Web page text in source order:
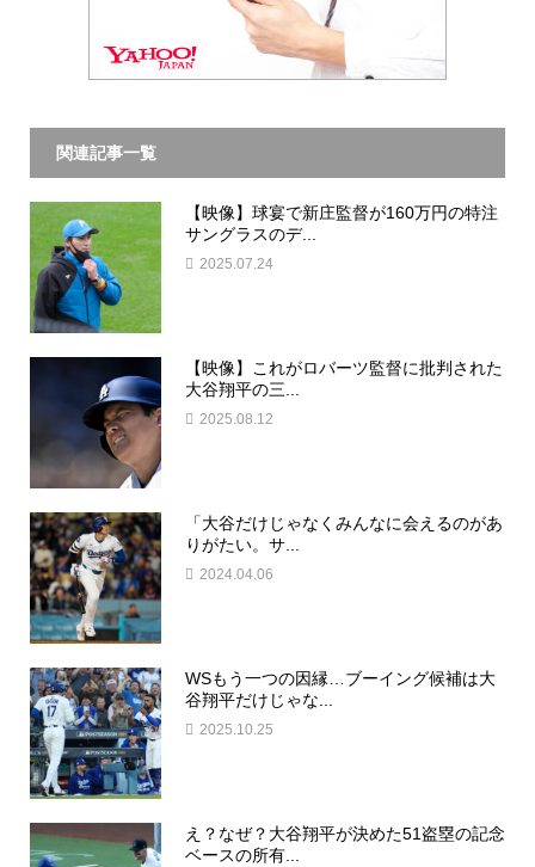
関連記事一覧
【映像】球宴で新庄監督が160万円の特注
サングラスのデ...
2025.07.24
【映像】これがロバーツ監督に批判された
大谷翔平の三...
2025.08.12
「大谷だけじゃなくみんなに会えるのがあ
りがたい。サ...
2024.04.06
WSもう一つの因縁…ブーイング候補は大
谷翔平だけじゃな...
2025.10.25
え？なぜ？大谷翔平が決めた51盗塁の記念
ベースの所有...